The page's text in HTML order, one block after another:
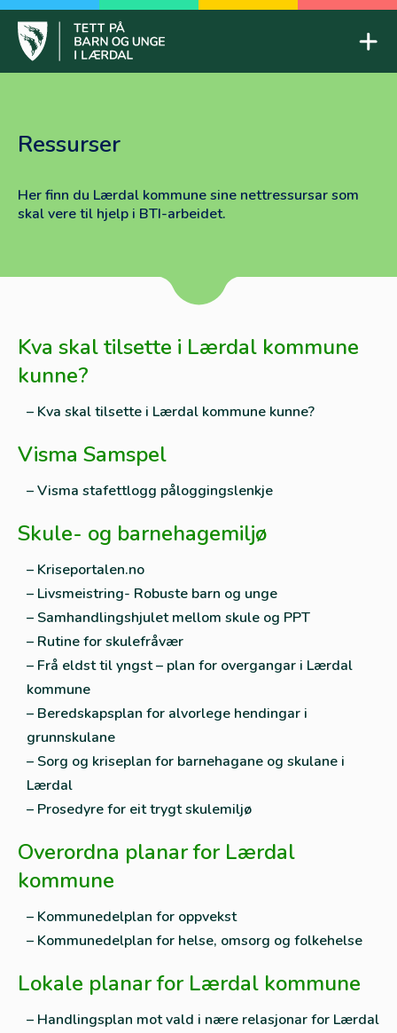
Skip
content
Tett på barn og unge
Ressurser
Her finn du Lærdal kommune sine nettressursar som
skal vere til hjelp i BTI-arbeidet.
Kva skal tilsette i Lærdal kommune
kunne?
– Kva skal tilsette i Lærdal kommune kunne?
Visma Samspel
– Visma stafettlogg påloggingslenkje
Skule- og barnehagemiljø
– Kriseportalen.no
– Livsmeistring- Robuste barn og unge
– Samhandlingshjulet mellom skule og PPT
– Rutine for skulefråvær
– Frå eldst til yngst – plan for overgangar i Lærdal
kommune
– Beredskapsplan for alvorlege hendingar i
grunnskulane
– Sorg og kriseplan for barnehagane og skulane i
Lærdal
– Prosedyre for eit trygt skulemiljø
Overordna planar for Lærdal
kommune
– Kommunedelplan for oppvekst
– Kommunedelplan for helse, omsorg og folkehelse
Lokale planar for Lærdal kommune
– Handlingsplan mot vald i nære relasjonar for Lærdal